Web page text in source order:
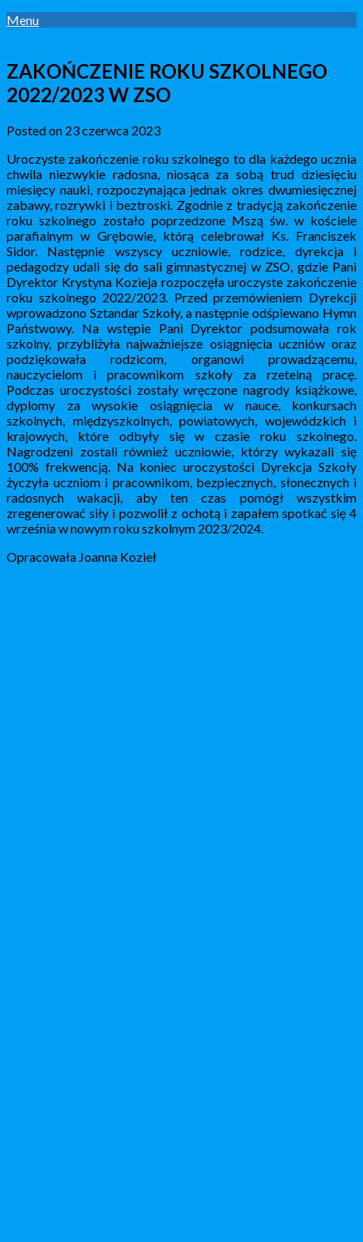
Menu
ZAKOŃCZENIE ROKU SZKOLNEGO
2022/2023 W ZSO
Posted on 23 czerwca 2023
Uroczyste zakończenie roku szkolnego to dla każdego ucznia
chwila niezwykle radosna, niosąca za sobą trud dziesięciu
miesięcy nauki, rozpoczynająca jednak okres dwumiesięcznej
zabawy, rozrywki i beztroski. Zgodnie z tradycją zakończenie
roku szkolnego zostało poprzedzone Mszą św. w kościele
parafialnym w Grębowie, którą celebrował Ks. Franciszek
Sidor. Następnie wszyscy uczniowie, rodzice, dyrekcja i
pedagodzy udali się do sali gimnastycznej w ZSO, gdzie Pani
Dyrektor Krystyna Kozieja rozpoczęła uroczyste zakończenie
roku szkolnego 2022/2023. Przed przemówieniem Dyrekcji
wprowadzono Sztandar Szkoły, a następnie odśpiewano Hymn
Państwowy. Na wstępie Pani Dyrektor podsumowała rok
szkolny, przybliżyła najważniejsze osiągnięcia uczniów oraz
podziękowała rodzicom, organowi prowadzącemu,
nauczycielom i pracownikom szkoły za rzetelną pracę.
Podczas uroczystości zostały wręczone nagrody książkowe,
dyplomy za wysokie osiągnięcia w nauce, konkursach
szkolnych, międzyszkolnych, powiatowych, wojewódzkich i
krajowych, które odbyły się w czasie roku szkolnego.
Nagrodzeni zostali również uczniowie, którzy wykazali się
100% frekwencją. Na koniec uroczystości Dyrekcja Szkoły
życzyła uczniom i pracownikom, bezpiecznych, słonecznych i
radosnych wakacji, aby ten czas pomógł wszystkim
zregenerować siły i pozwolił z ochotą i zapałem spotkać się 4
września w nowym roku szkolnym 2023/2024.
Opracowała Joanna Kozieł